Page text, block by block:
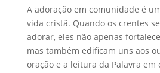
A adoração em comunidade é
vida cristã. Quando os crentes
adorar, eles não apenas
mas também edificam uns aos
oração e a leitura da Palavra